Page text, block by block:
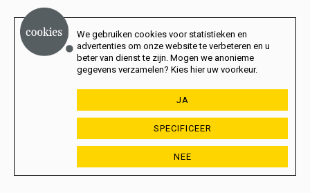
We gebruiken cookies voor statistieken en
advertenties om onze website te verbeteren en u
beter van dienst te zijn. Mogen we anonieme
gegevens verzamelen? Kies hier uw voorkeur.
JA
SPECIFICEER
NEE